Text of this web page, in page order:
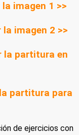
imagen 1 >>
imagen 2 >>
la partitura en
partitura para